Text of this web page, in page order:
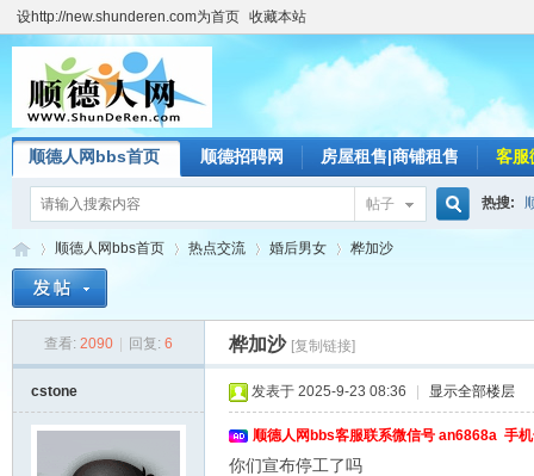
设http://new.shunderen.com为首页 收藏本站
顺德人网bbs首页 顺德招聘网 房屋租售|商铺租售 客服
帖子 热搜:
顺德人网bbs首页
›
热点交流
›
婚后男女
›
桦加沙
查看: 2090 回复: 6 桦加沙 [复制链接]
cstone 发表于 2025-9-23 08:36 显示全部楼层
顺德人网bbs客服联系微信号 an6868a 手
你们宣布停工了吗